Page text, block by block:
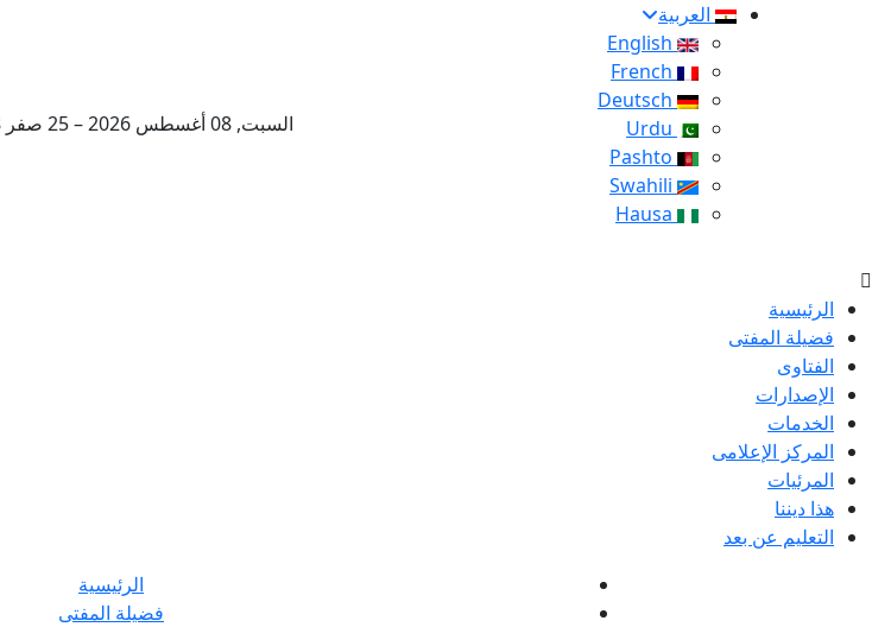
العربية
السبت, 08 أغسطس 2026 – 25 صفر 1448 هـ
الرئيسية
فضيلة المفتى
الفتاوى
الإصدارات
الخدمات
المركز الإعلامى
المرئيات
هذا ديننا
التعليم عن بعد
الرئيسية
فضيلة المفتى